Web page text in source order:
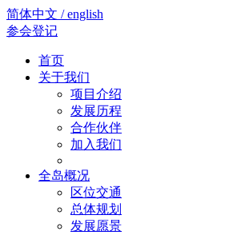
简体中文 / english
参会登记
首页
关于我们
项目介绍
发展历程
合作伙伴
加入我们
全岛概况
区位交通
总体规划
发展愿景